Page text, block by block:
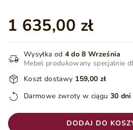
1 635,00 zł
Wysyłka od 4 do 8 Września
Mebel produkowany specjalnie
Koszt dostawy 159,00 zł
Darmowe zwroty w ciągu 30 dni
DODAJ DO